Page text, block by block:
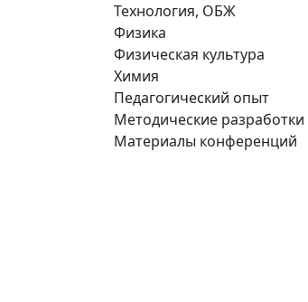
Технология, ОБЖ
Физика
Физическая культура
Химия
Педагогический опыт
Методические разработки
Материалы конференций